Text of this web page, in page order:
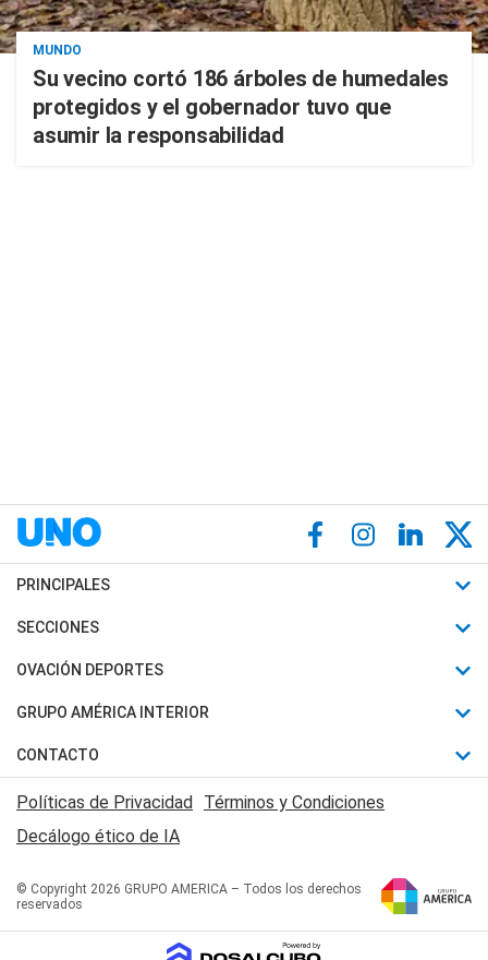
MUNDO
Su vecino cortó 186 árboles de humedales
protegidos y el gobernador tuvo que
asumir la responsabilidad
PRINCIPALES
Últimas Noticias
Política
Judiciales
Economia
SECCIONES
Horóscopo
Motores
Trucos caseros
Series y Películas
Edictos y Solicitadas
OVACIÓN DEPORTES
Fútbol
Mundial
Automovilismo
Rugby
Básquet
GRUPO AMÉRICA INTERIOR
Canal 7 en Vivo
San Juan 8
CONTACTO
Acerca de Nosotros
Contactanos
Políticas de Privacidad Términos y Condiciones
Decálogo ético de IA
© Copyright 2026 GRUPO AMERICA – Todos los derechos
reservados